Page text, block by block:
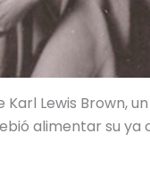
Karl Lewis Brown,
alimentar su